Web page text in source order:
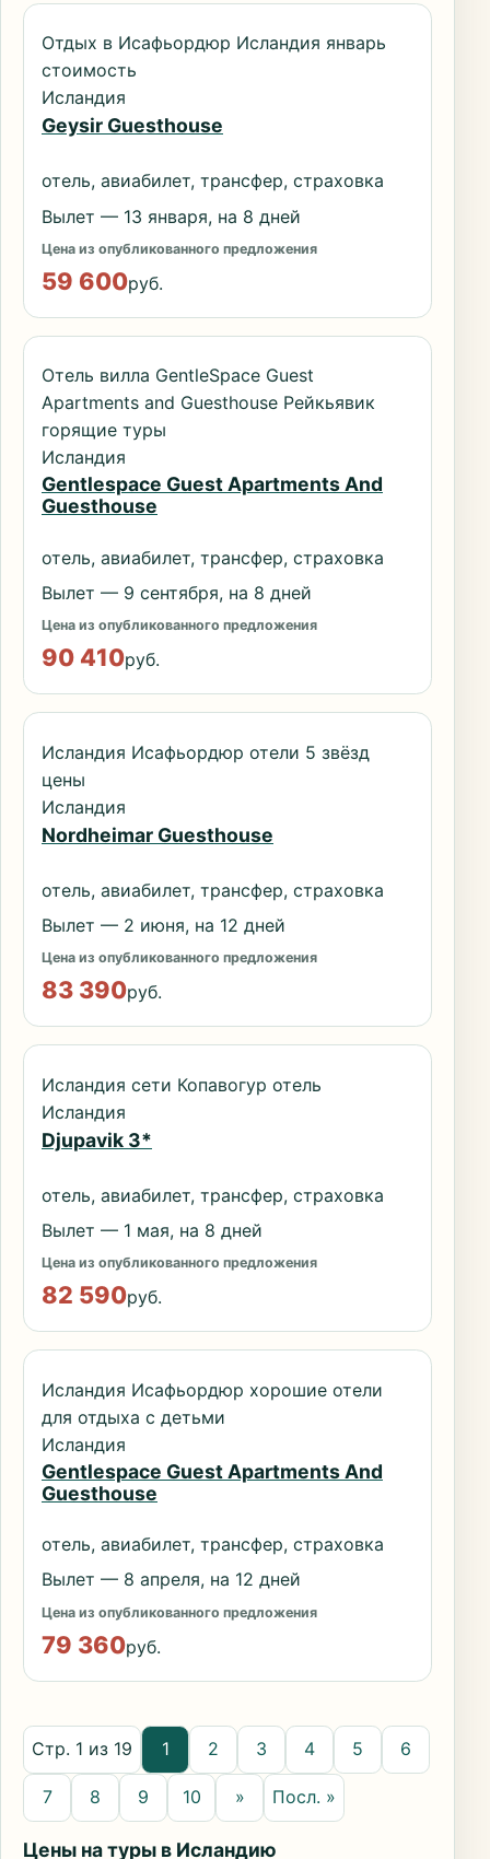
Отдых в Исафьордюр Исландия январь
стоимость
Исландия
Geysir Guesthouse
отель, авиабилет, трансфер, страховка
Вылет — 13 января, на 8 дней
Цена из опубликованного предложения
59 600руб.
Отель вилла GentleSpace Guest
Apartments and Guesthouse Рейкьявик
горящие туры
Исландия
Gentlespace Guest Apartments And
Guesthouse
отель, авиабилет, трансфер, страховка
Вылет — 9 сентября, на 8 дней
Цена из опубликованного предложения
90 410руб.
Исландия Исафьордюр отели 5 звёзд
цены
Исландия
Nordheimar Guesthouse
отель, авиабилет, трансфер, страховка
Вылет — 2 июня, на 12 дней
Цена из опубликованного предложения
83 390руб.
Исландия сети Копавогур отель
Исландия
Djupavik 3*
отель, авиабилет, трансфер, страховка
Вылет — 1 мая, на 8 дней
Цена из опубликованного предложения
82 590руб.
Исландия Исафьордюр хорошие отели
для отдыха с детьми
Исландия
Gentlespace Guest Apartments And
Guesthouse
отель, авиабилет, трансфер, страховка
Вылет — 8 апреля, на 12 дней
Цена из опубликованного предложения
79 360руб.
Стр. 1 из 19 1 2 3 4 5 6
7 8 9 10 » Посл. »
Цены на туры в Исландию